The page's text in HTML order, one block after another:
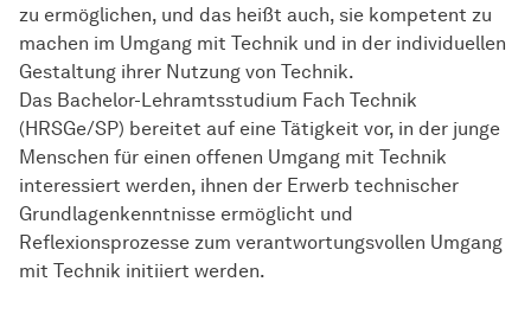
zu ermöglichen, und das heißt auch, sie kompetent zu
machen im Umgang mit Technik und in der individuellen
Gestaltung ihrer Nutzung von Technik.
Das Bachelor-Lehramtsstudium Fach Technik
(HRSGe/SP) bereitet auf eine Tätigkeit vor, in der junge
Menschen für einen offenen Umgang mit Technik
interessiert werden, ihnen der Erwerb technischer
Grundlagenkenntnisse ermöglicht und
Reflexionsprozesse zum verantwortungsvollen Umgang
mit Technik initiiert werden.